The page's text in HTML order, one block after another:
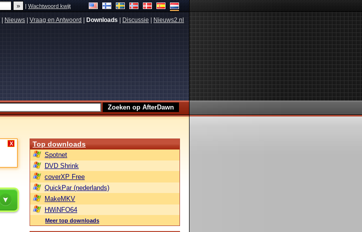
|Wachtwoord kwijt
Nieuws Vraag en Antwoord Downloads Discussie Nieuws2.nl
X Top downloads
Spotnet
DVD Shrink
coverXP Free
QuickPar (nederlands)
MakeMKV
HWiNFO64
Meer top downloads